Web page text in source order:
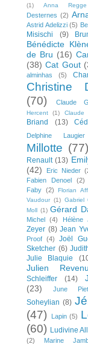
(1)
Anna Regge
Desternes (2)
Astrid Adelizzi (5)
Misischi
(9)
Bénédicte
de Bru (16)
(38) Cat Gout
alminhas
(5)
Christine
(70)
Claude
Hercent
(1) Claude
Briand
(13)
Delphine Laugier
Millotte (77)
Renault (13)
(42)
Eric Nieder
Fabien Denoel
(2)
Faby (2) Florian
Vaudour (1) Gabriel
Moll (1) Gérard
Michel
(4) Hélène
Zeyer (8) Jean
Proof
(4) Joël
Sketcher (6)
Julie Blaquie
Julien Revenu
Schleiffer
(14)
(23)
June
Soheylian (8)
(47)
Lapin (5)
(60) Ludivine
(2)
Marine